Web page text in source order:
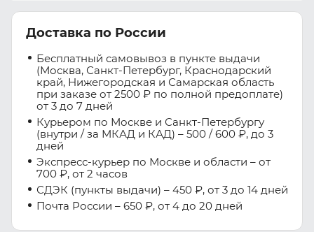
Доставка по России
Бесплатный самовывоз в пункте выдачи
(Москва, Санкт-Петербург, Краснодарский
край, Нижегородская и Самарская область
при заказе от 2500 ₽ по полной предоплате)
от 3 до 7 дней
Курьером по Москве и Санкт-Петербургу
(внутри / за МКАД и КАД) – 500 / 600 ₽, до 3
дней
Экспресс-курьер по Москве и области – от
700 ₽, от 2 часов
СДЭК (пункты выдачи) – 450 ₽, от 3 до 14 дней
Почта России – 650 ₽, от 4 до 20 дней